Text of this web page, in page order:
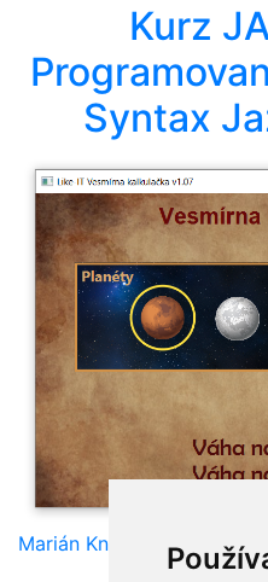
Kurz
Syntax
Marián Knězek